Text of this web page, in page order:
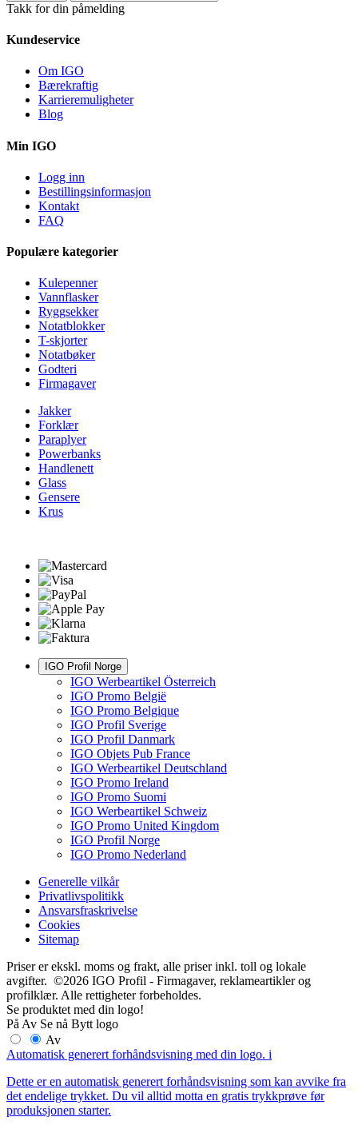
Takk for din påmelding
Kundeservice
Om IGO
Bærekraftig
Karrieremuligheter
Blog
Min IGO
Logg inn
Bestillingsinformasjon
Kontakt
FAQ
Populære kategorier
Kulepenner
Vannflasker
Ryggsekker
Notatblokker
T-skjorter
Notatbøker
Godteri
Firmagaver
Jakker
Forklær
Paraplyer
Powerbanks
Handlenett
Glass
Gensere
Krus
IGO Profil Norge
IGO Werbeartikel Österreich
IGO Promo België
IGO Promo Belgique
IGO Profil Sverige
IGO Profil Danmark
IGO Objets Pub France
IGO Werbeartikel Deutschland
IGO Promo Ireland
IGO Promo Suomi
IGO Werbeartikel Schweiz
IGO Promo United Kingdom
IGO Profil Norge
IGO Promo Nederland
Generelle vilkår
Privatlivspolitikk
Ansvarsfraskrivelse
Cookies
Sitemap
Priser er ekskl. moms og frakt, alle priser inkl. toll og lokale
avgifter. ©2026 IGO Profil - Firmagaver, reklameartikler og
profilklær. Alle rettigheter forbeholdes.
Se produktet med din logo!
På Av Se nå Bytt logo
Av
Automatisk generert forhåndsvisning med din logo. i
Dette er en automatisk generert forhåndsvisning som kan avvike fra
det endelige trykket. Du vil alltid motta en gratis trykkprøve før
produksjonen starter.